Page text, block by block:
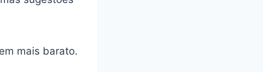
mais barato.